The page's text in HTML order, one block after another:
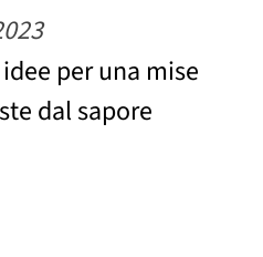
per una mise
dal sapore